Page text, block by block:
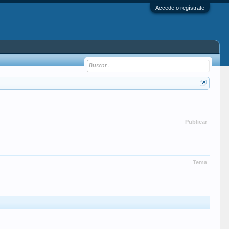
Accede o regístrate
Publicar
Tema